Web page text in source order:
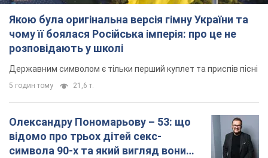
Якою була оригінальна версія гімну України та
чому її боялася Російська імперія: про це не
розповідають у школі
Державним символом є тільки перший куплет та приспів пісні
5 годин тому 21,6 т.
Олександру Пономарьову – 53: що
відомо про трьох дітей секс-
символа 90-х та який вигляд вони